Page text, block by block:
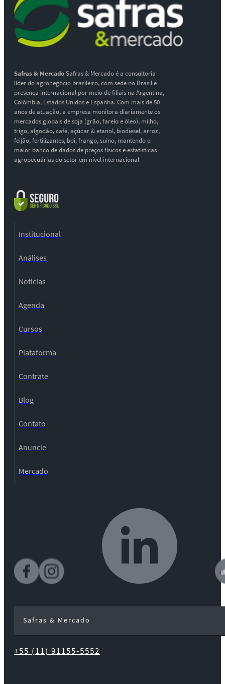
Safras & MercadoSafras & Mercado é a consultoria
líder do agronegócio brasileiro, com sede no Brasil e
presença internacional por meio de filiais na Argentina,
Colômbia, Estados Unidos e Espanha. Com mais de 50
anos de atuação, a empresa monitora diariamente os
mercados globais de soja (grão, farelo e óleo), milho,
trigo, algodão, café, açúcar & etanol, biodiesel, arroz,
feijão, fertilizantes, boi, frango, suíno, mantendo o
maior banco de dados de preços físicos e estatísticas
agropecuárias do setor em nível internacional.
Institucional
Análises
Notícias
Agenda
Cursos
Plataforma
Contrate
Blog
Contato
Anuncie
Mercado
Safras & Mercado
+55 (11) 91155-5552